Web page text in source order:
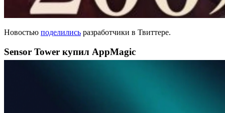
Новостью поделились разработчики в Твиттере.
Sensor Tower купил AppMagic